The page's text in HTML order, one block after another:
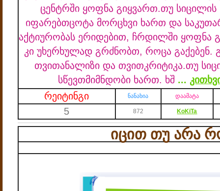
ცენტრში ყოფნა გიყვართ.თუ
იფარებთცოტა მორცხვი ხართ და
აქტიურობას ერიდებით, ჩრდილში ყოფნა
კი უხერხულად გრძნობთ, როცა გაქებენ.
თვითანალიზი და თვითკრიტიკა.თუ
სწევთმიმნდობი ხართ. ხშ ...
რეიტინგი
ნანახია დაამატა
5 872 KoKiTa
იცით თუ არა